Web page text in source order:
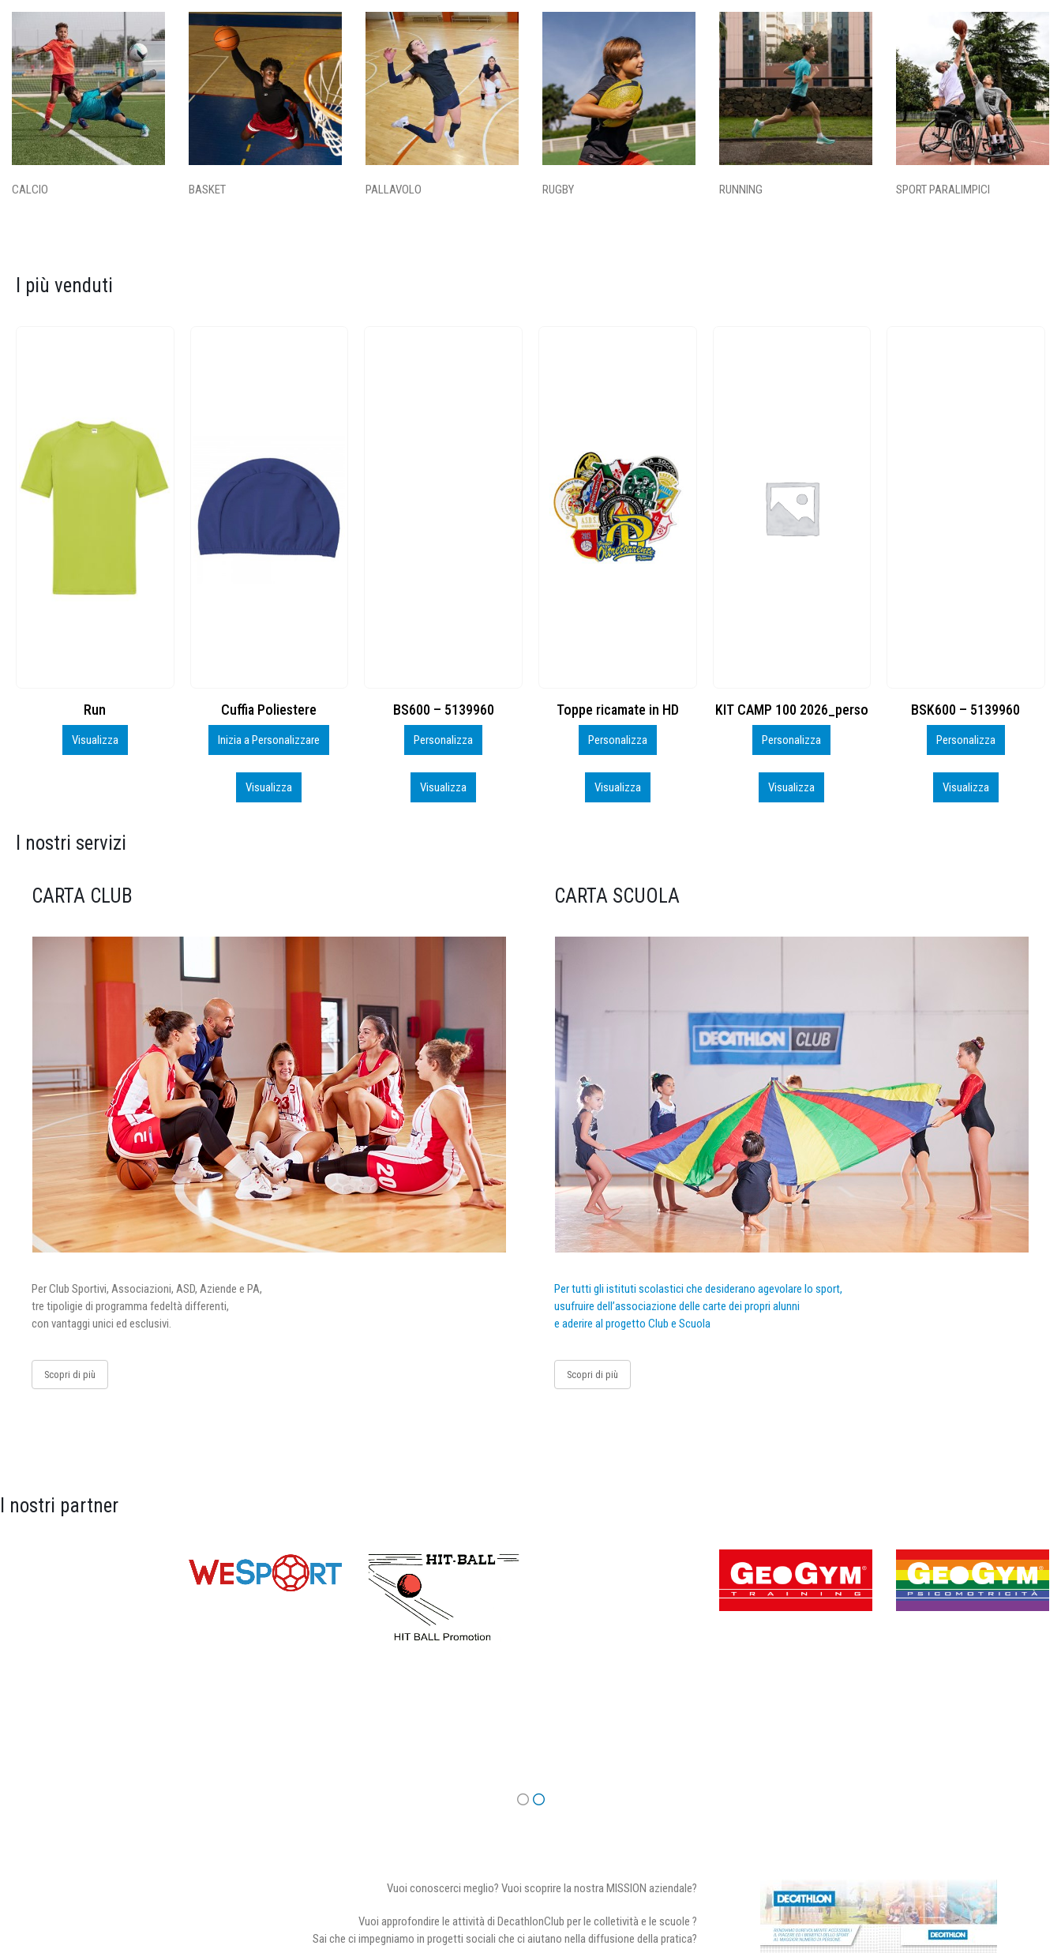
CALCIO BASKET PALLAVOLO RUGBY RUNNING SPORT PARALIMPICI
I più venduti
Cuffia Poliestere
Inizia a Personalizzare
BS600 – 5139960
Personalizza
Visualizza
Toppe ricamate in HD
Personalizza
Visualizza
KIT CAMP 100 2026_perso
Personalizza
Visualizza
BSK600 – 5139960
Personalizza
Visualizza
DTF
Personalizza
Visualizza
I nostri servizi
CARTA CLUB
Per Club Sportivi, Associazioni, ASD, Aziende e PA,
tre tipoligie di programma fedeltà differenti,
con vantaggi unici ed esclusivi.
Scopri di più
CARTA SCUOLA
Per tutti gli istituti scolastici che desiderano agevolare lo sport,
usufruire dell’associazione delle carte dei propri alunni
e aderire al progetto Club e Scuola
Scopri di più
I nostri partner
Vuoi conoscerci meglio? Vuoi scoprire la nostra MISSION aziendale?
Vuoi approfondire le attività di DecathlonClub per le colletività e le scuole ?
Sai che ci impegniamo in progetti sociali che ci aiutano nella diffusione della pratica?